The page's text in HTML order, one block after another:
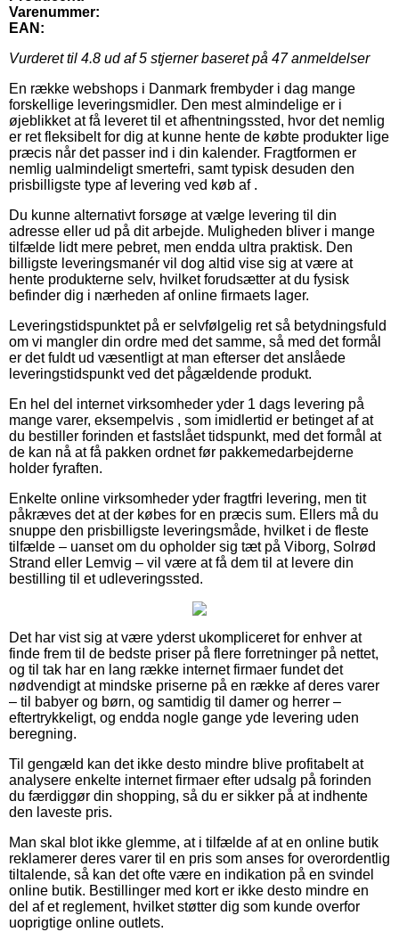
Varenummer:
EAN:
Vurderet til 4.8 ud af 5 stjerner baseret på 47anmeldelser
En række webshops i Danmark frembyder i dag mange
forskellige leveringsmidler. Den mest almindelige er i
øjeblikket at få leveret til et afhentningssted, hvor det nemlig
er ret fleksibelt for dig at kunne hente de købte produkter lige
præcis når det passer ind i din kalender. Fragtformen er
nemlig ualmindeligt smertefri, samt typisk desuden den
prisbilligste type af levering ved køb af .
Du kunne alternativt forsøge at vælge levering til din
adresse eller ud på dit arbejde. Muligheden bliver i mange
tilfælde lidt mere pebret, men endda ultra praktisk. Den
billigste leveringsmanér vil dog altid vise sig at være at
hente produkterne selv, hvilket forudsætter at du fysisk
befinder dig i nærheden af online firmaets lager.
Leveringstidspunktet på er selvfølgelig ret så betydningsfuld
om vi mangler din ordre med det samme, så med det formål
er det fuldt ud væsentligt at man efterser det anslåede
leveringstidspunkt ved det pågældende produkt.
En hel del internet virksomheder yder 1 dags levering på
mange varer, eksempelvis , som imidlertid er betinget af at
du bestiller forinden et fastslået tidspunkt, med det formål at
de kan nå at få pakken ordnet før pakkemedarbejderne
holder fyraften.
Enkelte online virksomheder yder fragtfri levering, men tit
påkræves det at der købes for en præcis sum. Ellers må du
snuppe den prisbilligste leveringsmåde, hvilket i de fleste
tilfælde – uanset om du opholder sig tæt på Viborg, Solrød
Strand eller Lemvig – vil være at få dem til at levere din
bestilling til et udleveringssted.
Det har vist sig at være yderst ukompliceret for enhver at
finde frem til de bedste priser på flere forretninger på nettet,
og til tak har en lang række internet firmaer fundet det
nødvendigt at mindske priserne på en række af deres varer
– til babyer og børn, og samtidig til damer og herrer –
eftertrykkeligt, og endda nogle gange yde levering uden
beregning.
Til gengæld kan det ikke desto mindre blive profitabelt at
analysere enkelte internet firmaer efter udsalg på forinden
du færdiggør din shopping, så du er sikker på at indhente
den laveste pris.
Man skal blot ikke glemme, at i tilfælde af at en online butik
reklamerer deres varer til en pris som anses for overordentlig
tiltalende, så kan det ofte være en indikation på en svindel
online butik. Bestillinger med kort er ikke desto mindre en
del af et reglement, hvilket støtter dig som kunde overfor
uoprigtige online outlets.